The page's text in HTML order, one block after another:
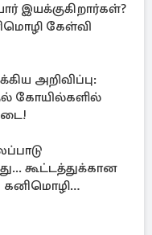
இயக்குகிறார்கள்?
கேள்வி
அறிவிப்பு:
கோயில்களில்
கூட்டத்துக்கான